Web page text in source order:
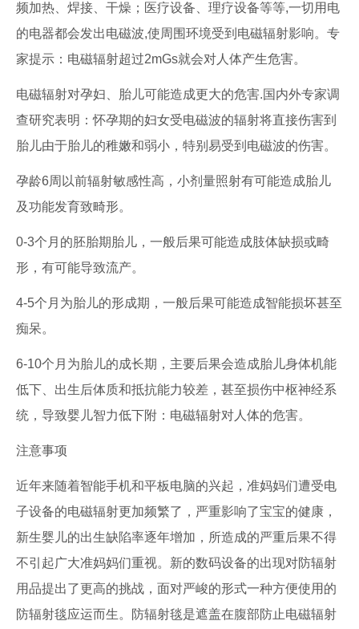
频加热、焊接、干燥；医疗设备、理疗设备等等,一切用电
的电器都会发出电磁波,使周围环境受到电磁辐射影响。专
家提示：电磁辐射超过2mGs就会对人体产生危害。
电磁辐射对孕妇、胎儿可能造成更大的危害.国内外专家调
查研究表明：怀孕期的妇女受电磁波的辐射将直接伤害到
胎儿由于胎儿的稚嫩和弱小，特别易受到电磁波的伤害。
孕龄6周以前辐射敏感性高，小剂量照射有可能造成胎儿
及功能发育致畸形。
0-3个月的胚胎期胎儿，一般后果可能造成肢体缺损或畸
形，有可能导致流产。
4-5个月为胎儿的形成期，一般后果可能造成智能损坏甚至
痴呆。
6-10个月为胎儿的成长期，主要后果会造成胎儿身体机能
低下、出生后体质和抵抗能力较差，甚至损伤中枢神经系
统，导致婴儿智力低下附：电磁辐射对人体的危害。
注意事项
近年来随着智能手机和平板电脑的兴起，准妈妈们遭受电
子设备的电磁辐射更加频繁了，严重影响了宝宝的健康，
新生婴儿的出生缺陷率逐年增加，所造成的严重后果不得
不引起广大准妈妈们重视。新的数码设备的出现对防辐射
用品提出了更高的挑战，面对严峻的形式一种方便使用的
防辐射毯应运而生。防辐射毯是遮盖在腹部防止电磁辐射